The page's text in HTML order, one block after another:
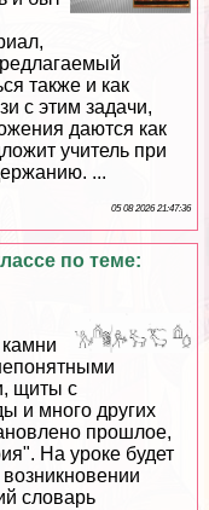
также и как
с этим задачи,
даются как
учитель при
...
05 08 2026 21:47:36
по теме:
щиты с
и много других
прошлое,
На уроке будет
словарь